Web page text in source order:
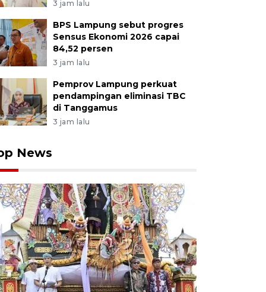
3 jam lalu
BPS Lampung sebut progres
Sensus Ekonomi 2026 capai
84,52 persen
3 jam lalu
Pemprov Lampung perkuat
pendampingan eliminasi TBC
di Tanggamus
3 jam lalu
News